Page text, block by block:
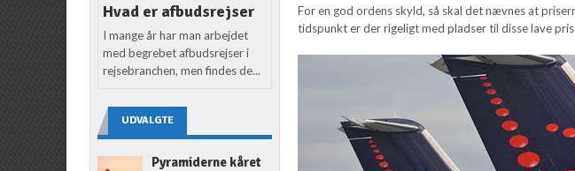
For en god ordens skyld, så skal det nævnes at
tidspunkt er der rigeligt med pladser til disse lave
Hvad er afbudsrejser
I mange år har man arbejdet
med begrebet afbudsrejser i
rejsebranchen, men findes de...
UDVALGTE
Pyramiderne kåret